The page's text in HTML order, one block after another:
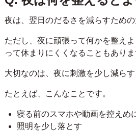
夜は、翌日のだるさを減らすための
ただし、夜に頑張って何かを整え
って休まりにくくなることもありま
大切なのは、夜に刺激を少し減らす
たとえば、こんなことです。
寝る前のスマホや動画を控えめ
照明を少し落とす